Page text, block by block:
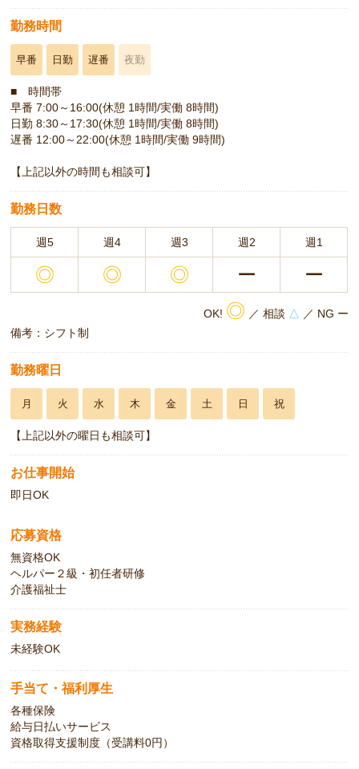
勤務時間
早番 日勤 遅番 夜勤
■ 時間帯
早番 7:00～16:00(休憩 1時間/実働 8時間)
日勤 8:30～17:30(休憩 1時間/実働 8時間)
遅番 12:00～22:00(休憩 1時間/実働 9時間)
【上記以外の時間も相談可】
勤務日数
週5 週4 週3 週2 週1
◎ ◎ ◎ ー ー
OK! ◎ ／ 相談 △ ／ NG ー
備考：シフト制
勤務曜日
月 火 水 木 金 土 日 祝
【上記以外の曜日も相談可】
お仕事開始
即日OK
応募資格
無資格OK
ヘルパー２級・初任者研修
介護福祉士
実務経験
未経験OK
手当て・福利厚生
各種保険
給与日払いサービス
資格取得支援制度（受講料0円）